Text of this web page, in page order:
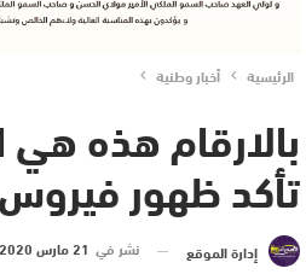
الرئيسية أخبار وطنية
بالارقام هذه هي
تأكد ظهور فيروس
إدارة الموقع نشر في 21 مارس 2020 الساعة 1 و 27 دقيقة